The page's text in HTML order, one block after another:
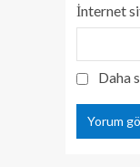
İnternet
Daha